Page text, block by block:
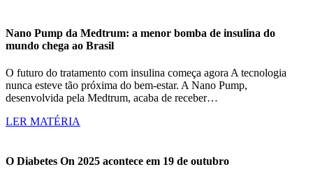
Nano Pump da Medtrum: a menor bomba de insulina do
mundo chega ao Brasil
O futuro do tratamento com insulina começa agora A tecnologia
nunca esteve tão próxima do bem-estar. A Nano Pump,
desenvolvida pela Medtrum, acaba de receber…
LER MATÉRIA
O Diabetes On 2025 acontece em 19 de outubro